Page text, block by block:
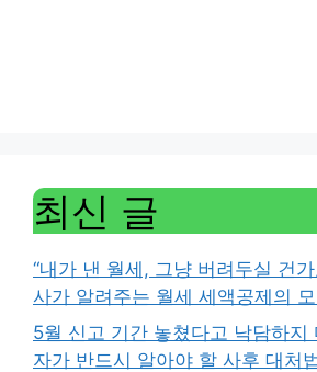
최신 글
“내가 낸 월세, 그냥 버려두실 건
사가 알려주는 월세 세액공제의
5월 신고 기간 놓쳤다고 낙담하지
자가 반드시 알아야 할 사후 대처